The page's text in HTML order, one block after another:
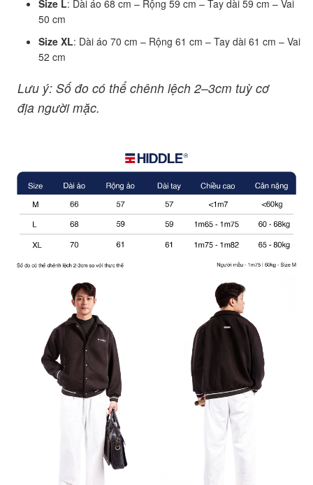
Size L: Dài áo 68 cm – Rộng 59 cm – Tay dài 59 cm – Vai
50 cm
Size XL: Dài áo 70 cm – Rộng 61 cm – Tay dài 61 cm – Vai
52 cm
Lưu ý: Số đo có thể chênh lệch 2–3cm tuỳ cơ
địa người mặc.